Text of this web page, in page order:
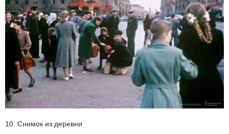
10. Снимок из деревни